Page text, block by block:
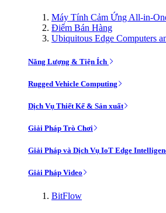
Máy Tính Cảm Ứng All-in-
Điểm Bán Hàng
Ubiquitous Edge Computers
Năng Lượng & Tiện Ích
Rugged Vehicle Computing
Dịch Vụ Thiết Kế & Sản xuất
Giải Pháp Trò Chơi
Giải Pháp và Dịch Vụ IoT Edge
Giải Pháp Video
BitFlow